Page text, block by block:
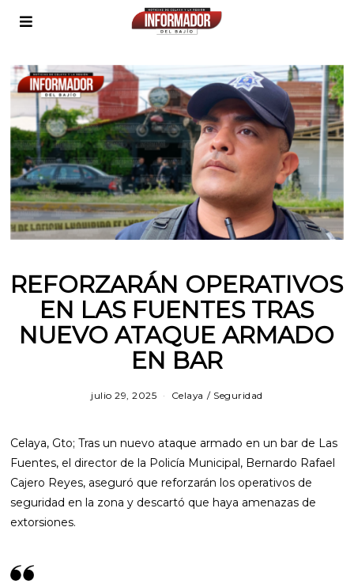
REFORZARÁN OPERATIVOS
EN LAS FUENTES TRAS
NUEVO ATAQUE ARMADO
EN BAR
julio 29, 2025 Celaya / Seguridad
Celaya, Gto; Tras un nuevo ataque armado en un bar de Las
Fuentes, el director de la Policía Municipal, Bernardo Rafael
Cajero Reyes, aseguró que reforzarán los operativos de
seguridad en la zona y descartó que haya amenazas de
extorsiones.